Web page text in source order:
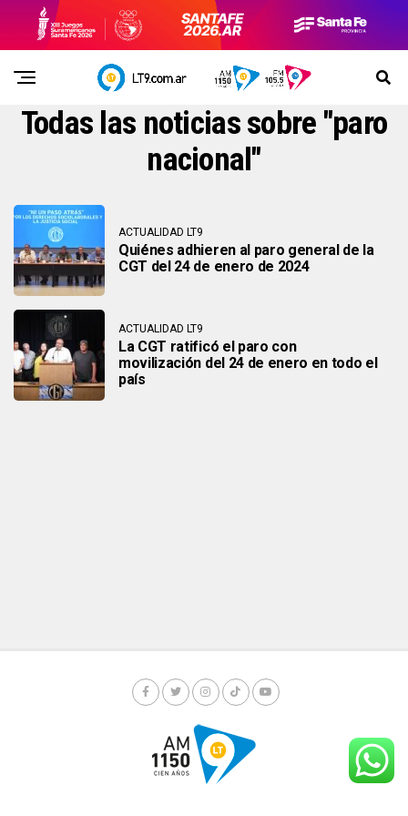
Todas las noticias sobre "paro
nacional"
ACTUALIDAD LT9
Quiénes adhieren al paro general de la
CGT del 24 de enero de 2024
ACTUALIDAD LT9
La CGT ratificó el paro con
movilización del 24 de enero en todo el
país